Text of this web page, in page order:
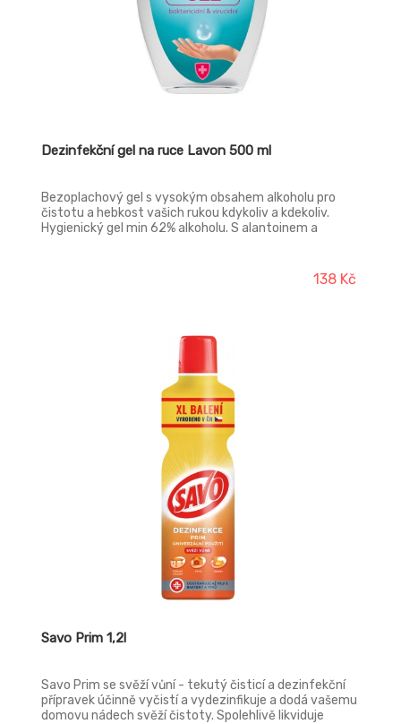
Dezinfekční gel na ruce Lavon 500 ml
Bezoplachový gel s vysokým obsahem alkoholu pro
čistotu a hebkost vašich rukou kdykoliv a kdekoliv.
Hygienický gel min 62% alkoholu. S alantoinem a
138 Kč
Savo Prim 1,2l
Savo Prim se svěží vůní - tekutý čisticí a dezinfekční
přípravek účinně vyčistí a vydezinfikuje a dodá vašemu
domovu nádech svěží čistoty. Spolehlivě likviduje